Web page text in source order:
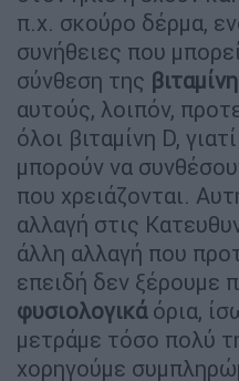
π.χ. σκούρο δέρμα,
συνήθειες που
σύνθεση της
αυτούς, λοιπόν,
όλοι βιταμίνη D,
μπορούν να
που χρειάζονται.
αλλαγή στις
άλλη αλλαγή που
επειδή δεν ξέρουμε
φυσιολογικάόρια,
μετράμε τόσο πολύ
χορηγούμε